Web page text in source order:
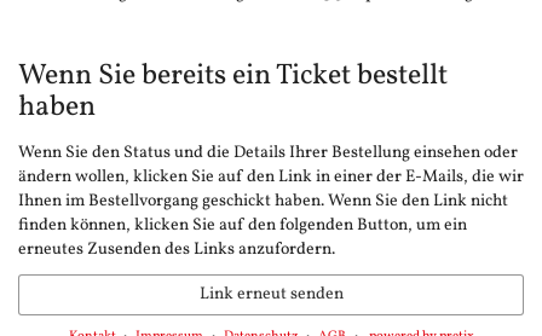
Wenn Sie bereits ein Ticket bestellt
haben
Wenn Sie den Status und die Details Ihrer Bestellung einsehen oder
ändern wollen, klicken Sie auf den Link in einer der E-Mails, die wir
Ihnen im Bestellvorgang geschickt haben. Wenn Sie den Link nicht
finden können, klicken Sie auf den folgenden Button, um ein
erneutes Zusenden des Links anzufordern.
Link erneut senden